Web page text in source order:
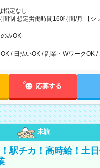
指定なし
定労働時間160時間/月 【シフト例】 ・8：00
みOK
/ 日払いOK / 副業・WワークOK
応募する
未読
駅チカ！高時給！土